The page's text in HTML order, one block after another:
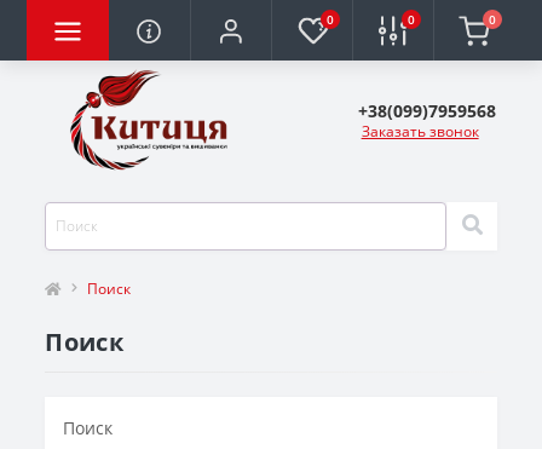
0 0 0
+38(099)7959568
Заказать звонок
Поиск
Поиск
Поиск